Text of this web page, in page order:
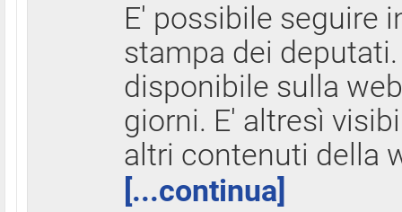
E' possibile seguire
stampa dei
disponibile sulla
giorni. E' altresì
altri contenuti della
[...continua]